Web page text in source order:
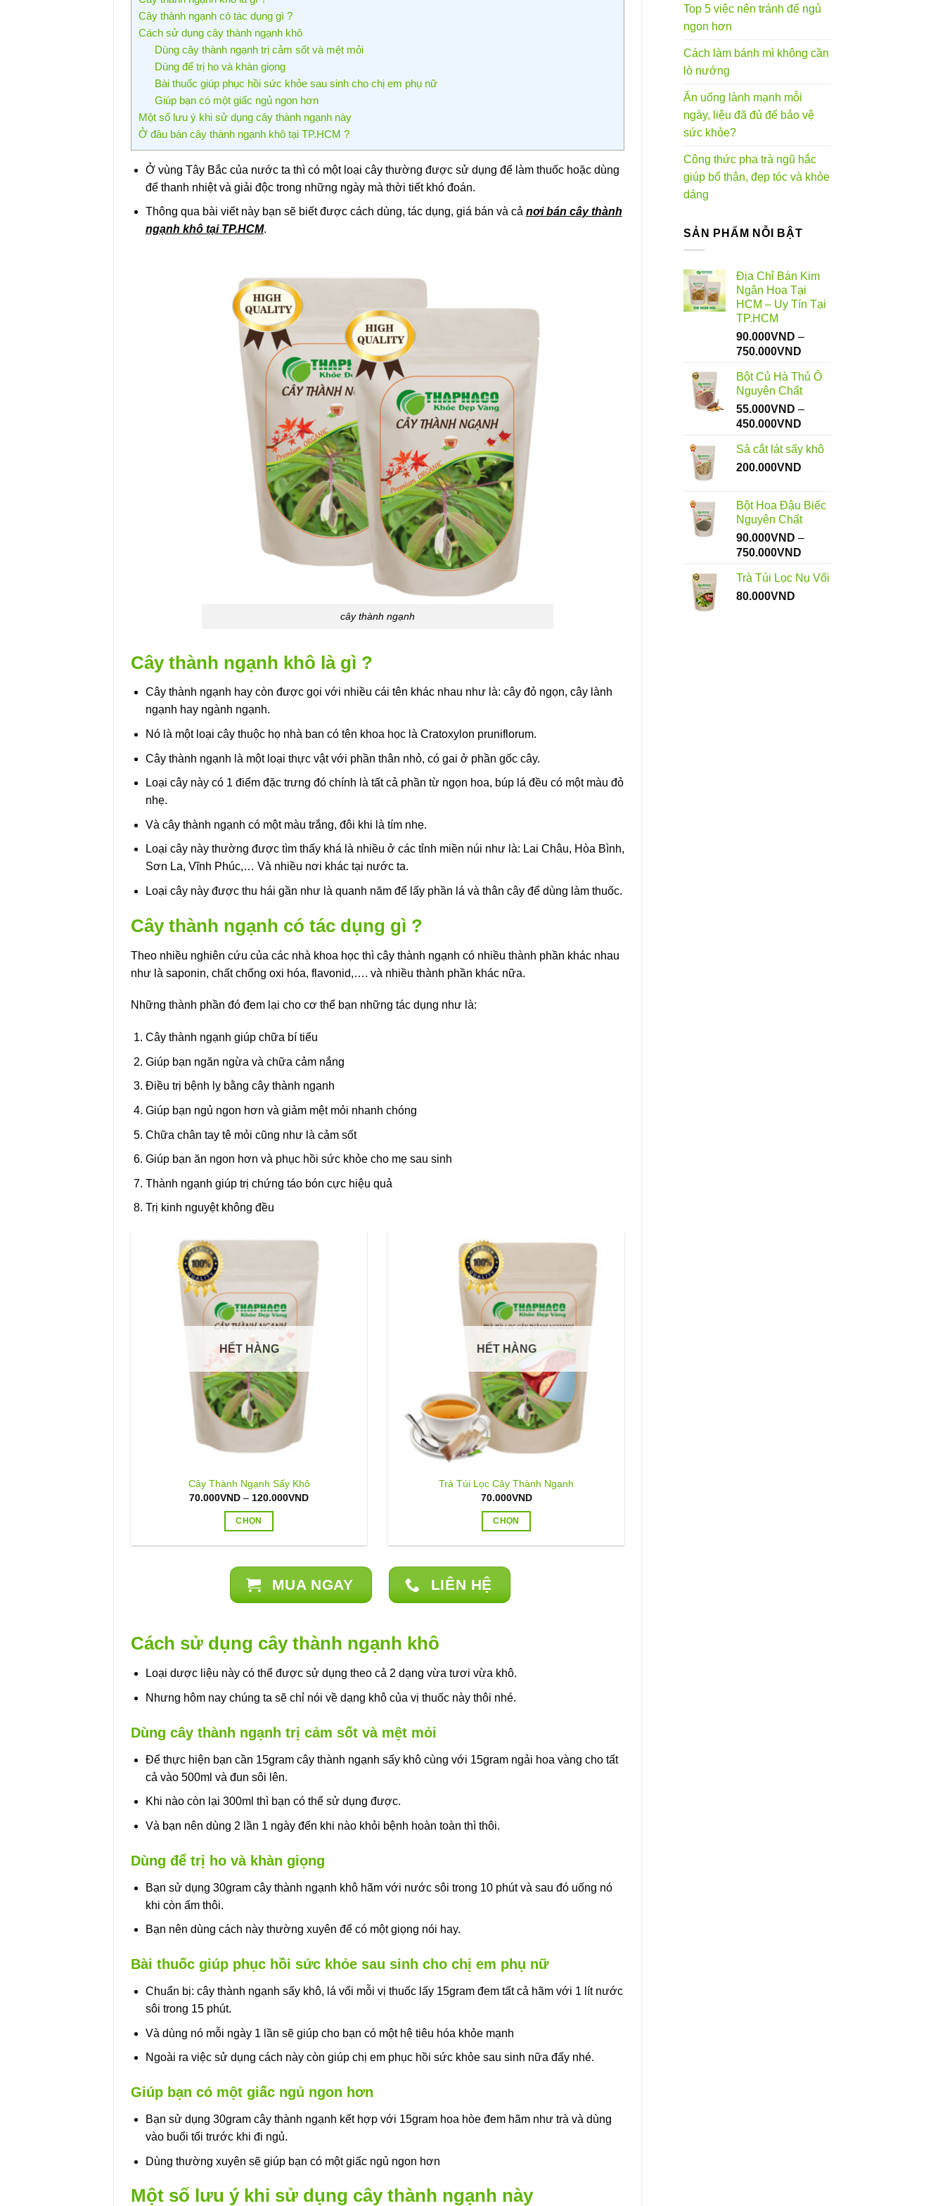
Cây thành ngạnh có tác dụng gì ?
Cách sử dụng cây thành ngạnh khô
Dùng cây thành ngạnh trị cảm sốt và mệt mỏi
Dùng để trị ho và khàn giọng
Bài thuốc giúp phục hồi sức khỏe sau sinh cho chị em phụ nữ
Giúp bạn có một giấc ngủ ngon hơn
Một số lưu ý khi sử dụng cây thành ngạnh này
Ở đâu bán cây thành ngạnh khô tại TP.HCM ?
Ở vùng Tây Bắc của nước ta thì có một loại cây thường được sử dụng để làm thuốc hoặc dùng
để thanh nhiệt và giải độc trong những ngày mà thời tiết khó đoán.
Thông qua bài viết này bạn sẽ biết được cách dùng, tác dụng, giá bán và cả nơi bán cây thành
ngạnh khô tại TP.HCM.
cây thành ngạnh
Cây thành ngạnh khô là gì ?
Cây thành ngạnh hay còn được gọi với nhiều cái tên khác nhau như là: cây đỏ ngọn, cây lành
ngạnh hay ngành ngạnh.
Nó là một loại cây thuộc họ nhà ban có tên khoa học là Cratoxylon pruniflorum.
Cây thành ngạnh là một loại thực vật với phần thân nhỏ, có gai ở phần gốc cây.
Loại cây này có 1 điểm đặc trưng đó chính là tất cả phần từ ngọn hoa, búp lá đều có một màu đỏ
nhẹ.
Và cây thành ngạnh có một màu trắng, đôi khi là tím nhẹ.
Loại cây này thường được tìm thấy khá là nhiều ở các tỉnh miền núi như là: Lai Châu, Hòa Bình,
Sơn La, Vĩnh Phúc,… Và nhiều nơi khác tại nước ta.
Loại cây này được thu hái gần như là quanh năm để lấy phần lá và thân cây để dùng làm thuốc.
Cây thành ngạnh có tác dụng gì ?
Theo nhiều nghiên cứu của các nhà khoa học thì cây thành ngạnh có nhiều thành phần khác nhau
như là saponin, chất chống oxi hóa, flavonid,…. và nhiều thành phần khác nữa.
Những thành phần đó đem lại cho cơ thể bạn những tác dụng như là:
Cây thành ngạnh giúp chữa bí tiểu
Giúp bạn ngăn ngừa và chữa cảm nắng
Điều trị bệnh lỵ bằng cây thành ngạnh
Giúp bạn ngủ ngon hơn và giảm mệt mỏi nhanh chóng
Chữa chân tay tê mỏi cũng như là cảm sốt
Giúp bạn ăn ngon hơn và phục hồi sức khỏe cho mẹ sau sinh
Thành ngạnh giúp trị chứng táo bón cực hiệu quả
Trị kinh nguyệt không đều
HẾT HÀNG
Cây Thành Ngạnh Sấy Khô
70.000VND – 120.000VNDKhoảng
120.000VND
CHỌN
này
có
nhiều
Các
tùy
có
được
trên
trang
sản
HẾT HÀNG
Trà Túi Lọc Cây Thành Ngạnh
70.000VND
CHỌN
này
nhiều
tùy
có
trên
MUA NGAY LIÊN HỆ
Cách sử dụng cây thành ngạnh khô
Loại dược liệu này có thể được sử dụng theo cả 2 dạng vừa tươi vừa khô.
Nhưng hôm nay chúng ta sẽ chỉ nói về dạng khô của vị thuốc này thôi nhé.
Dùng cây thành ngạnh trị cảm sốt và mệt mỏi
Để thực hiện bạn cần 15gram cây thành ngạnh sấy khô cùng với 15gram ngải hoa vàng cho tất
cả vào 500ml và đun sôi lên.
Khi nào còn lại 300ml thì bạn có thể sử dụng được.
Và bạn nên dùng 2 lần 1 ngày đến khi nào khỏi bệnh hoàn toàn thì thôi.
Dùng để trị ho và khàn giọng
Bạn sử dụng 30gram cây thành ngạnh khô hãm với nước sôi trong 10 phút và sau đó uống nó
khi còn ấm thôi.
Bạn nên dùng cách này thường xuyên để có một giọng nói hay.
Bài thuốc giúp phục hồi sức khỏe sau sinh cho chị em phụ nữ
Chuẩn bị: cây thành ngạnh sấy khô, lá vối mỗi vị thuốc lấy 15gram đem tất cả hãm với 1 lít nước
sôi trong 15 phút.
Và dùng nó mỗi ngày 1 lần sẽ giúp cho bạn có một hệ tiêu hóa khỏe mạnh
Ngoài ra việc sử dụng cách này còn giúp chị em phục hồi sức khỏe sau sinh nữa đấy nhé.
Giúp bạn có một giấc ngủ ngon hơn
Bạn sử dụng 30gram cây thành ngạnh kết hợp với 15gram hoa hòe đem hãm như trà và dùng
vào buổi tối trước khi đi ngủ.
Dùng thường xuyên sẽ giúp bạn có một giấc ngủ ngon hơn
Một số lưu ý khi sử dụng cây thành ngạnh này
Top 5 việc nên tránh để ngủ
ngon hơn
Cách làm bánh mì không cần
lò nướng
Ăn uống lành mạnh mỗi
ngày, liệu đã đủ để bảo vệ
sức khỏe?
Công thức pha trà ngũ hắc
giúp bổ thận, đẹp tóc và khỏe
dáng
SẢN PHẨM NỖI BẬT
Địa Chỉ Bán Kim
Ngân Hoa Tại
HCM – Uy Tín Tại
TP.HCM
90.000VND –
750.000VND
từ
90.000VND
đến
Bột Củ Hà Thủ Ô
Nguyên Chất
55.000VND –
450.000VND
từ
Sả cắt lát sấy khô
200.000VND
Bột Hoa Đậu Biếc
Nguyên Chất
90.000VND –
750.000VND
từ
Trà Túi Lọc Nụ Vối
80.000VND